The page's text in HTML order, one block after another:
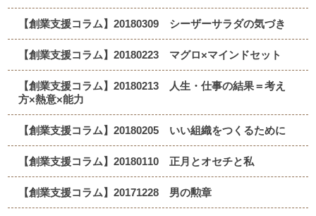
【創業支援コラム】20180309 シーザーサラダの気づき
【創業支援コラム】20180223 マグロ×マインドセット
【創業支援コラム】20180213 人生・仕事の結果＝考え
方×熱意×能力
【創業支援コラム】20180205 いい組織をつくるために
【創業支援コラム】20180110 正月とオセチと私
【創業支援コラム】20171228 男の勲章